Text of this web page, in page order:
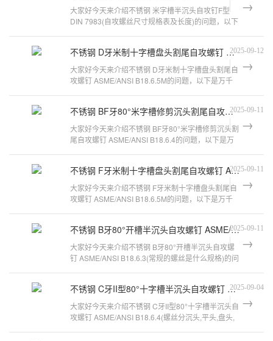
大家好今天来介绍不锈钢 米字槽半沉头自攻钉F型
DIN 7983(自攻螺丝尺寸规格表及长度)的问题，以下
不锈钢 D牙米制十字槽盘头割尾自攻螺钉 ASME/ANSI B18.6.5M2025-09-12
大家好今天来介绍不锈钢 D牙米制十字槽盘头割尾自
攻螺钉 ASME/ANSI B18.6.5M的问题，以下是万千
不锈钢 BF牙80°米字槽修剪沉头割尾自攻螺钉 ASME/ANSI B18.6.42025-09-11
大家好今天来介绍不锈钢 BF牙80°米字槽修剪沉头割
尾自攻螺钉 ASME/ANSI B18.6.4的问题，以下是万
不锈钢 F牙米制十字槽盘头割尾自攻螺钉 ASME/ANSI B18.6.5M
2025-09-11
大家好今天来介绍不锈钢 F牙米制十字槽盘头割尾自
攻螺钉 ASME/ANSI B18.6.5M的问题，以下是万千
不锈钢 B牙80°开槽半沉头自攻螺钉 ASME/ANSI B18.6.3
2025-09-11
大家好今天来介绍不锈钢 B牙80°开槽半沉头自攻螺
钉 ASME/ANSI B18.6.3(常规的螺丝是什么规格)的问
不锈钢 C牙II型80°十字槽半沉头自攻螺钉 ASME/ANSI B18.6.4
2025-09-04
大家好今天来介绍不锈钢 C牙II型80°十字槽半沉头自
攻螺钉 ASME/ANSI B18.6.4(螺丝分沉头,平头,盘头,